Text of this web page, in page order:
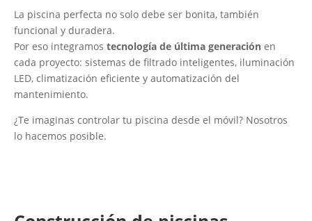
La piscina perfecta no solo debe ser bonita, también
funcional y duradera.
Por eso integramos tecnología de última generación en
cada proyecto: sistemas de filtrado inteligentes, iluminación
LED, climatización eficiente y automatización del
mantenimiento.
¿Te imaginas controlar tu piscina desde el móvil? Nosotros
lo hacemos posible.